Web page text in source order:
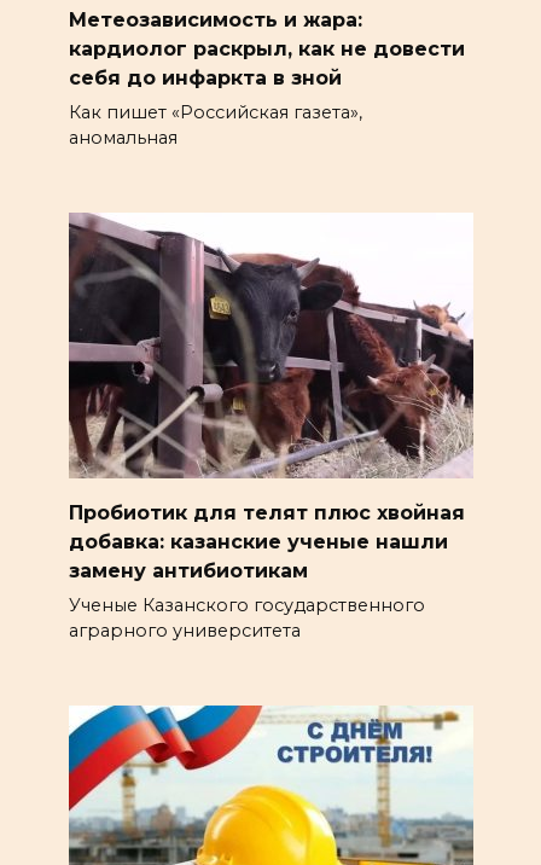
Метеозависимость и жара:
кардиолог раскрыл, как не довести
себя до инфаркта в зной
Как пишет «Российская газета»,
аномальная
Пробиотик для телят плюс хвойная
добавка: казанские ученые нашли
замену антибиотикам
Ученые Казанского государственного
аграрного университета